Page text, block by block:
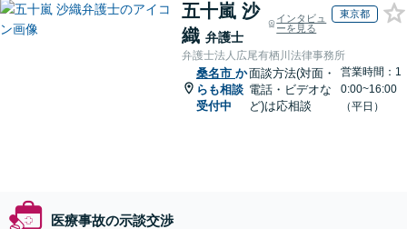
五十嵐 沙
織 弁護士
インタビュ
ーを見る
東京都
弁護士法人広尾有栖川法律事務所
桑名市 か
らも相談
受付中
面談方法(対面・
電話・ビデオな
ど)は応相談
営業時間：1
0:00~16:00
（平日）
医療事故の示談交渉